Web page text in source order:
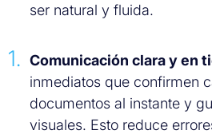
ser natural y fluida.
Comunicación clara y en
inmediatos que confirmen
documentos al instante y
visuales. Esto reduce